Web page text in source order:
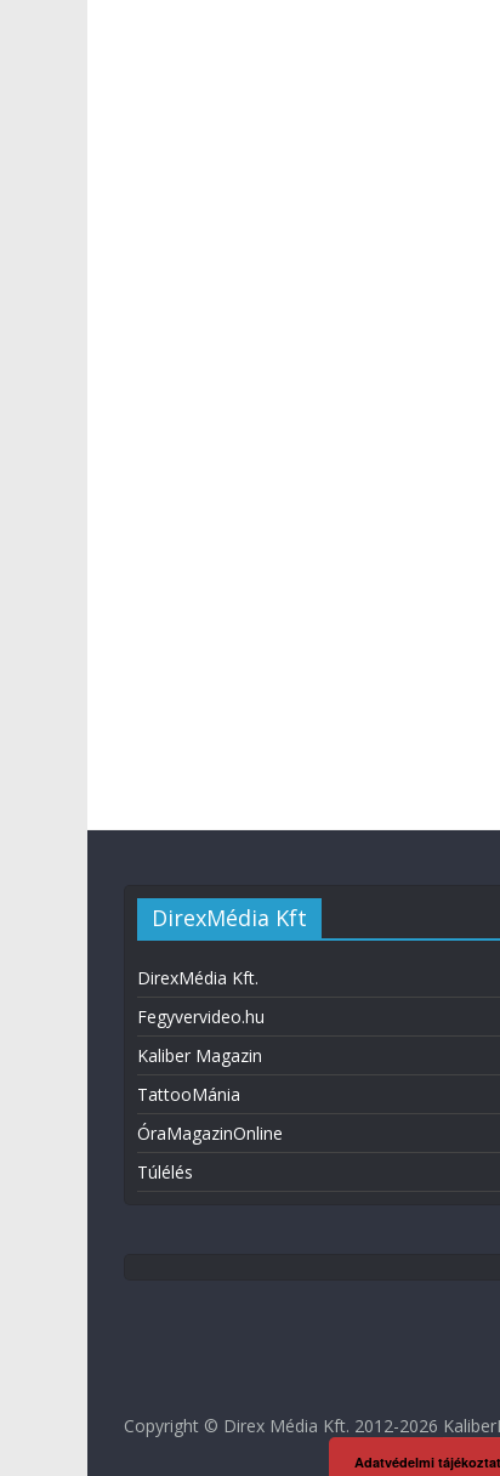
DirexMédia Kft
DirexMédia Kft.
Fegyvervideo.hu
Kaliber Magazin
TattooMánia
ÓraMagazinOnline
Túlélés
Copyright © Direx Média Kft. 2012-2026
Adatvédelmi